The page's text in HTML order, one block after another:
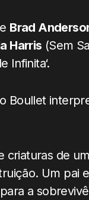
Brad
Harris (Sem
Infinita‘.
Boullet
de
Um pai
a